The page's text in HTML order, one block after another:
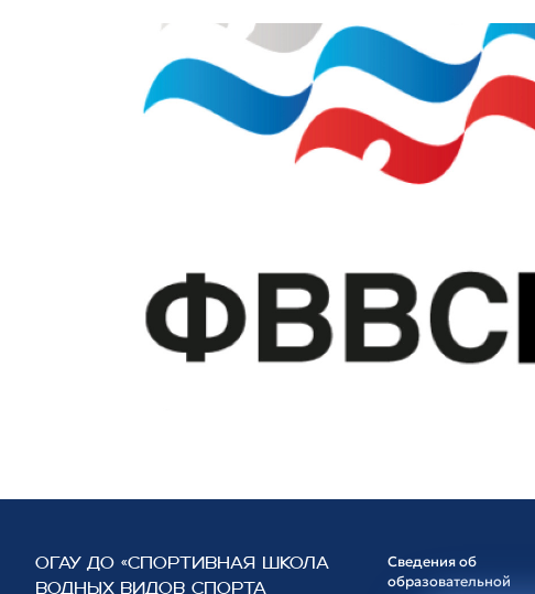
ОГАУ ДО «СПОРТИВНАЯ ШКОЛА
ВОДНЫХ ВИДОВ СПОРТА
Сведения об
образовательной